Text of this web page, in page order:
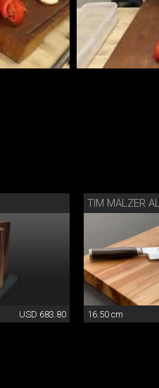
USD 683.80
TIM MÄLZER
16.50 cm